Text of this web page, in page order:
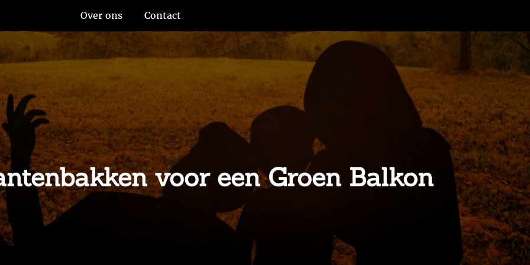
Over ons Contact
voor een Groen Balkon